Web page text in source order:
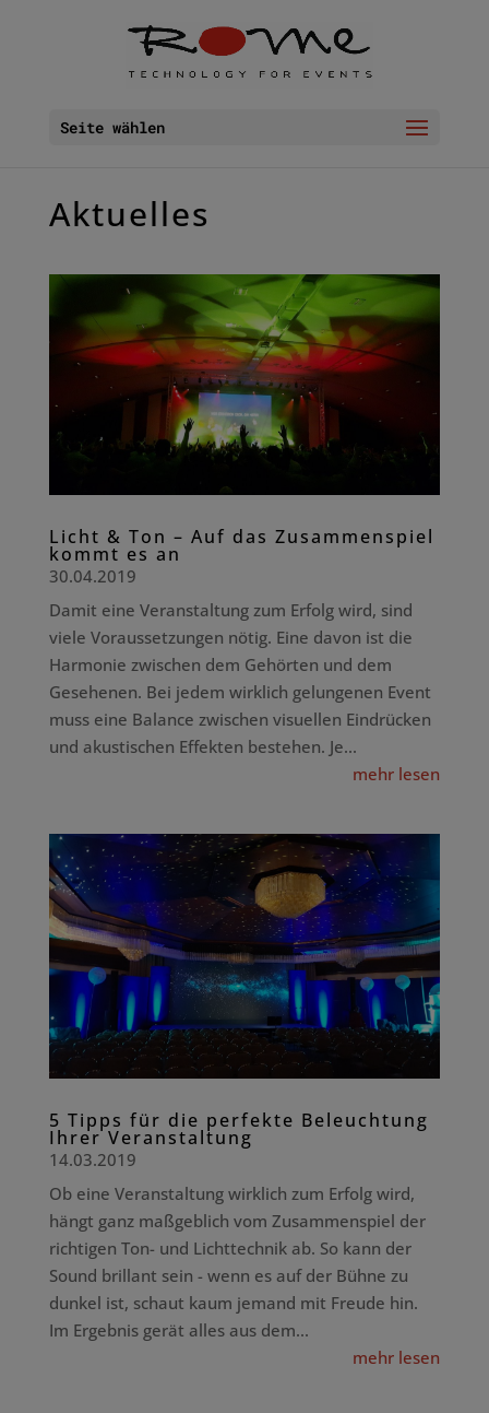
Seite wählen
Aktuelles
Licht & Ton – Auf das Zusammenspiel
kommt es an
30.04.2019
Damit eine Veranstaltung zum Erfolg wird, sind
viele Voraussetzungen nötig. Eine davon ist die
Harmonie zwischen dem Gehörten und dem
Gesehenen. Bei jedem wirklich gelungenen Event
muss eine Balance zwischen visuellen Eindrücken
und akustischen Effekten bestehen. Je...
mehr lesen
5 Tipps für die perfekte Beleuchtung
Ihrer Veranstaltung
14.03.2019
Ob eine Veranstaltung wirklich zum Erfolg wird,
hängt ganz maßgeblich vom Zusammenspiel der
richtigen Ton- und Lichttechnik ab. So kann der
Sound brillant sein - wenn es auf der Bühne zu
dunkel ist, schaut kaum jemand mit Freude hin.
Im Ergebnis gerät alles aus dem...
mehr lesen